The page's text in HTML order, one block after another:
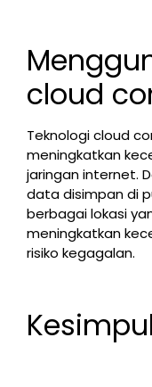
cloud
Teknologi cloud
meningkatkan
jaringan internet.
data disimpan di
berbagai lokasi
meningkatkan
risiko kegagalan.